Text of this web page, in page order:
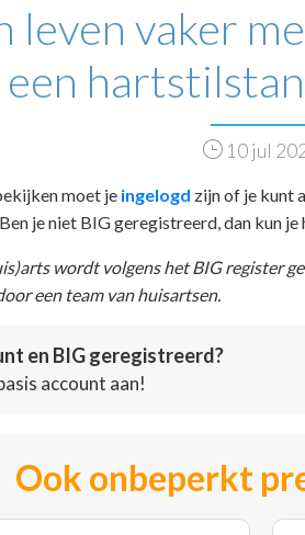
leven vaker
een
10 jul
moet je ingelogd zijn of je kunt
. Ben je niet BIG geregistreerd, dan kun
wordt volgens het BIG register
een team van huisartsen.
en BIG geregistreerd?
account aan!
Ook onbeperkt